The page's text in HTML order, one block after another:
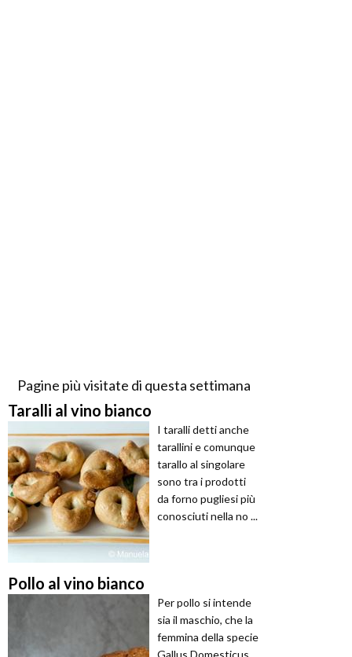
Pagine più visitate di questa settimana
Taralli al vino bianco
I taralli detti anche
tarallini e comunque
tarallo al singolare
sono tra i prodotti
da forno pugliesi più
conosciuti nella no ...
Pollo al vino bianco
Per pollo si intende
sia il maschio, che la
femmina della specie
Gallus Domesticus,